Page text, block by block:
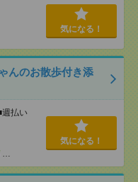
気になる！
んのお散歩付き添
払い
気になる！